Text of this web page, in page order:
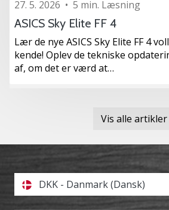
27. 5. 2026 • 5 min. Læsning
ASICS Sky Elite FF 4
Lær de nye ASICS Sky Elite FF 4
kende! Oplev de tekniske
af, om det er værd at…
Vis alle artikler
DKK - Danmark (Dansk)